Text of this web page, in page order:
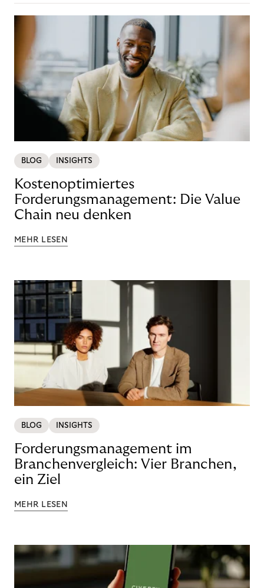
BLOG INSIGHTS
Kostenoptimiertes
Forderungsmanagement: Die Value
Chain neu denken
MEHR LESEN
BLOG INSIGHTS
Forderungsmanagement im
Branchenvergleich: Vier Branchen,
ein Ziel
MEHR LESEN